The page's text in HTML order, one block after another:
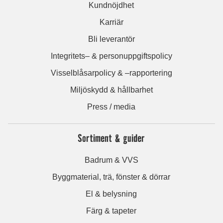
Kundnöjdhet
Karriär
Bli leverantör
Integritets– & personuppgiftspolicy
Visselblåsarpolicy & –rapportering
Miljöskydd & hållbarhet
Press / media
Sortiment & guider
Badrum & VVS
Byggmaterial, trä, fönster & dörrar
El & belysning
Färg & tapeter